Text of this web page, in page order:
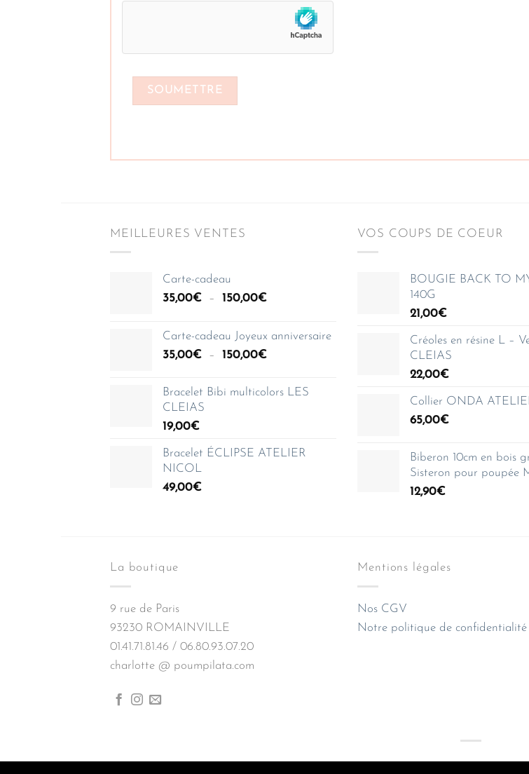
MEILLEURES VENTES
Carte-cadeau
35,00€ – 150,00€Plage
à
Carte-cadeau Joyeux anniversaire
35,00€ – 150,00€Plage
prix :
Bracelet Bibi multicolors LES
CLEIAS
19,00€
Bracelet ÉCLIPSE ATELIER
NICOL
49,00€
VOS COUPS DE COEUR
BOUGIE BACK TO
140G
21,00€
Créoles en résine L –
CLEIAS
22,00€
Collier ONDA
65,00€
Biberon 10cm en bois
Sisteron pour poupée
12,90€
La boutique
9 rue de Paris
93230 ROMAINVILLE
01.41.71.81.46 / 06.80.93.07.20
charlotte @ poumpilata.com
Mentions légales
Nos CGV
Notre politique de confidentialité